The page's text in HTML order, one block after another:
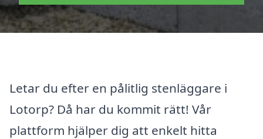
Letar du efter en pålitlig stenläggare i
Lotorp? Då har du kommit rätt! Vår
plattform hjälper dig att enkelt hitta